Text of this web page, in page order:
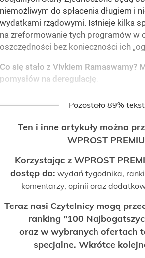
niemożliwym do spłacenia długiem i
wydatkami rządowymi. Istnieje kilka
na zreformowanie tych programów w
oszczędności bez konieczności ich
Co się stało z Vivkiem Ramaswamy?
pomysłów na deregulację.
Pozostało 89%
Ten i inne artykuły można
WPROST
Korzystając z WPROST
dostęp do: wydań tygodnika,
komentarzy, opinii oraz
Teraz nasi Czytelnicy mogą
ranking "100
oraz w wybranych ofertach
specjalne. Wkrótce